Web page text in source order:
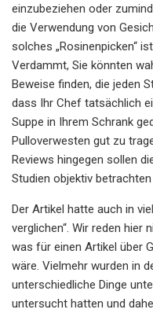
einzubeziehen oder
die Verwendung von
solches „Rosinenpicken“
Verdammt, Sie könnten
Beweise finden, die jeden
dass Ihr Chef tatsächlich
Suppe in Ihrem Schrank
Pulloverwesten gut zu
Reviews hingegen sollen
Studien objektiv
Der Artikel hatte auch in
verglichen“. Wir reden hier
was für einen Artikel über
wäre. Vielmehr wurden in
unterschiedliche Dinge
untersucht hatten und